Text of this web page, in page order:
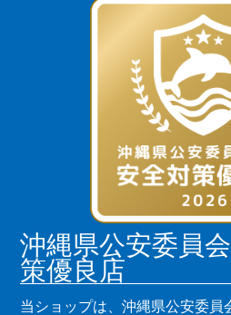
沖縄県公安委員
策優良店
当ショップは、沖縄県公安委員